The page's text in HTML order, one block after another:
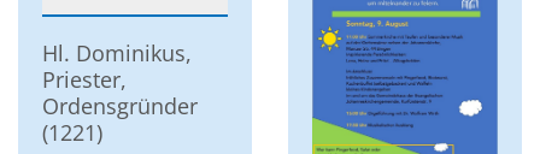
Datum: 8. August 2026
Hl. Dominikus,
Priester,
Ordensgründer
(1221)